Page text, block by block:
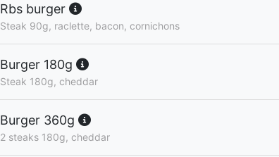
Rbs burger
Steak 90g, raclette, bacon, cornichons
Burger 180g
Steak 180g, cheddar
Burger 360g
2 steaks 180g, cheddar